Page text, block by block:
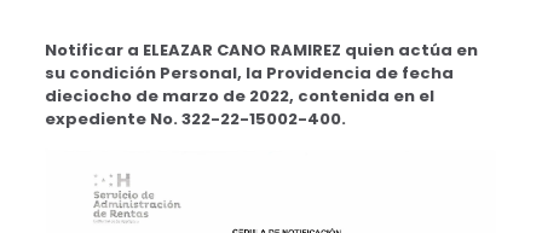
Notificar a ELEAZAR CANO RAMIREZ quien actúa en
su condición Personal, la Providencia de fecha
dieciocho de marzo de 2022, contenida en el
expediente No. 322-22-15002-400.